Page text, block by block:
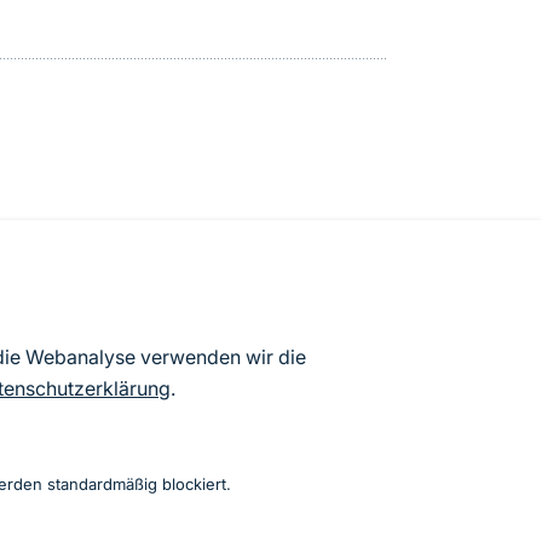
Webanalyse verwenden wir die
.
standardmäßig blockiert.
Deutschlands (Stand:
Veröffentlichung freigegebenen